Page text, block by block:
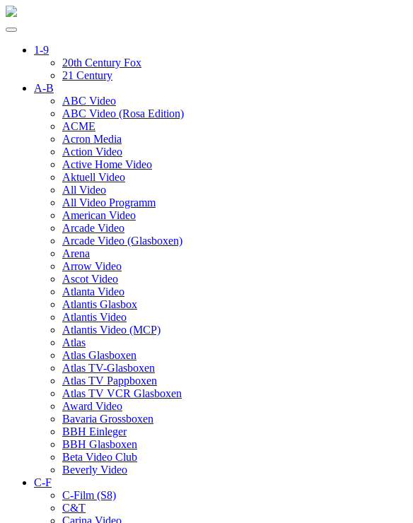
1-9
20th Century Fox
21 Century
A-B
ABC Video
ABC Video (Rosa Edition)
ACME
Acron Media
Action Video
Active Home Video
Aktuell Video
All Video
All Video Programm
American Video
Arcade Video
Arcade Video (Glasboxen)
Arena
Arrow Video
Ascot Video
Atlanta Video
Atlantis Glasbox
Atlantis Video
Atlantis Video (MCP)
Atlas
Atlas Glasboxen
Atlas TV-Glasboxen
Atlas TV Pappboxen
Atlas TV VCR Glasboxen
Award Video
Bavaria Grossboxen
BBH Einleger
BBH Glasboxen
Beta Video Club
Beverly Video
C-F
C-Film (S8)
C&T
Carina Video